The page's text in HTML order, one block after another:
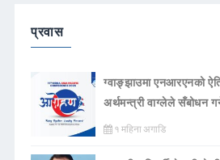
प्रवास
ग्वाङ्झाउमा एनआरएनको
अर्थमन्त्री वाग्लेले सँबोधन
१ महिना अगाडि